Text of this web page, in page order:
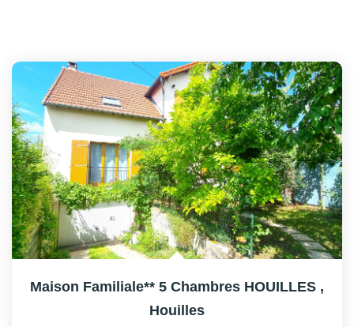
Maison Familiale** 5 Chambres HOUILLES ,
Houilles